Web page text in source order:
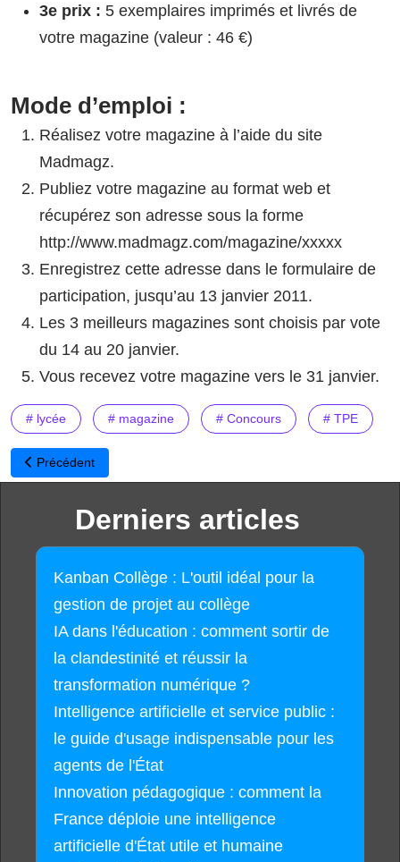
3e prix : 5 exemplaires imprimés et livrés de
votre magazine (valeur : 46 €)
Mode d’emploi :
Réalisez votre magazine à l’aide du site
Madmagz.
Publiez votre magazine au format web et
récupérez son adresse sous la forme
http://www.madmagz.com/magazine/xxxxx
Enregistrez cette adresse dans le formulaire de
participation, jusqu’au 13 janvier 2011.
Les 3 meilleurs magazines sont choisis par vote
du 14 au 20 janvier.
Vous recevez votre magazine vers le 31 janvier.
# lycée # magazine # Concours # TPE
Article précédent : 1er mars : journée Mondiale des
Précédent
Derniers articles
Kanban Collège : L'outil idéal pour la
gestion de projet au collège
IA dans l'éducation : comment sortir de
la clandestinité et réussir la
transformation numérique ?
Intelligence artificielle et service public :
le guide d'usage indispensable pour les
agents de l'État
Innovation pédagogique : comment la
France déploie une intelligence
artificielle d'État utile et humaine